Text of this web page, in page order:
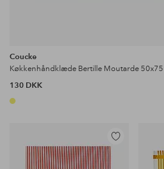
Coucke
Køkkenhåndklæde Bertille Moutarde 50x75
130 DKK
Tilføj
til
favoritter